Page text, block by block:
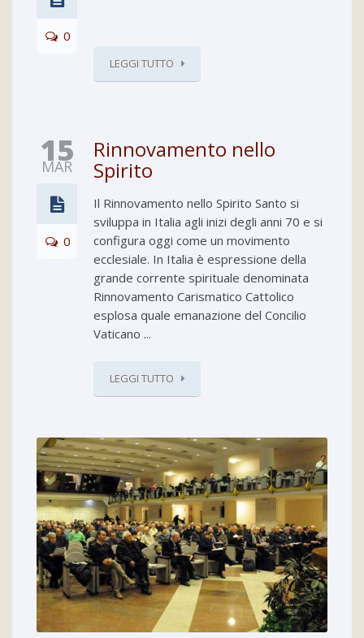
0
LEGGI TUTTO
15
MAR
0
Rinnovamento nello
Spirito
Il Rinnovamento nello Spirito Santo si
sviluppa in Italia agli inizi degli anni 70 e si
configura oggi come un movimento
ecclesiale. In Italia è espressione della
grande corrente spirituale denominata
Rinnovamento Carismatico Cattolico
esplosa quale emanazione del Concilio
Vaticano ...
LEGGI TUTTO